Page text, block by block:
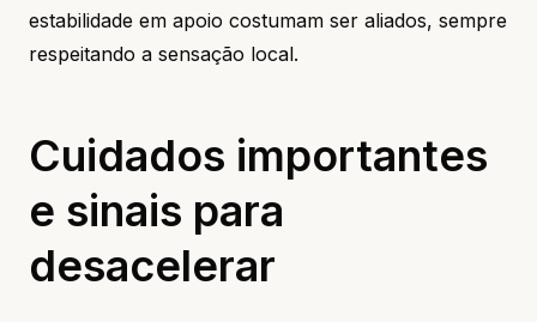
estabilidade em apoio costumam ser aliados, sempre
respeitando a sensação local.
Cuidados importantes
e sinais para
desacelerar